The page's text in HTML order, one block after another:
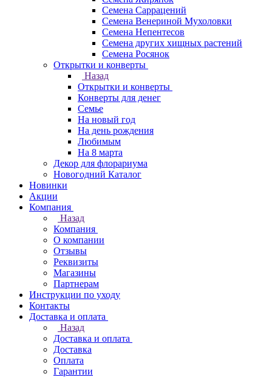
Семена Саррацений
Семена Венериной Мухоловки
Семена Непентесов
Семена других хищных растений
Семена Росянок
Открытки и конверты
Назад
Открытки и конверты
Конверты для денег
Семье
На новый год
На день рождения
Любимым
На 8 марта
Декор для флорариума
Новогодний Каталог
Новинки
Акции
Компания
Назад
Компания
О компании
Отзывы
Реквизиты
Магазины
Партнерам
Инструкции по уходу
Контакты
Доставка и оплата
Назад
Доставка и оплата
Доставка
Оплата
Гарантии